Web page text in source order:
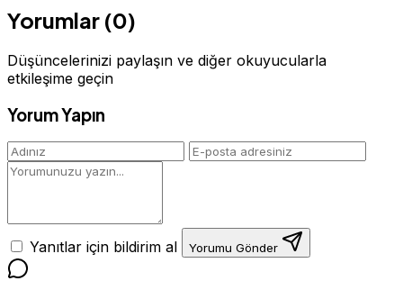
Yorumlar (0)
Düşüncelerinizi paylaşın ve diğer okuyucularla
etkileşime geçin
Yorum Yapın
Yanıtlar için bildirim al Yorumu Gönder